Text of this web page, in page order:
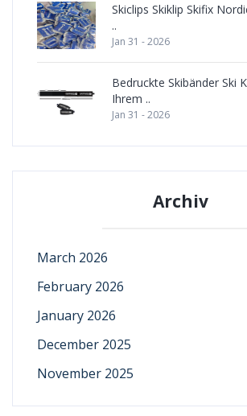
Skiclips Skiklip Skifix
..
Jan 31 - 2026
Bedruckte Skibänder Ski
Ihrem ..
Jan 31 - 2026
Archiv
March 2026
February 2026
January 2026
December 2025
November 2025